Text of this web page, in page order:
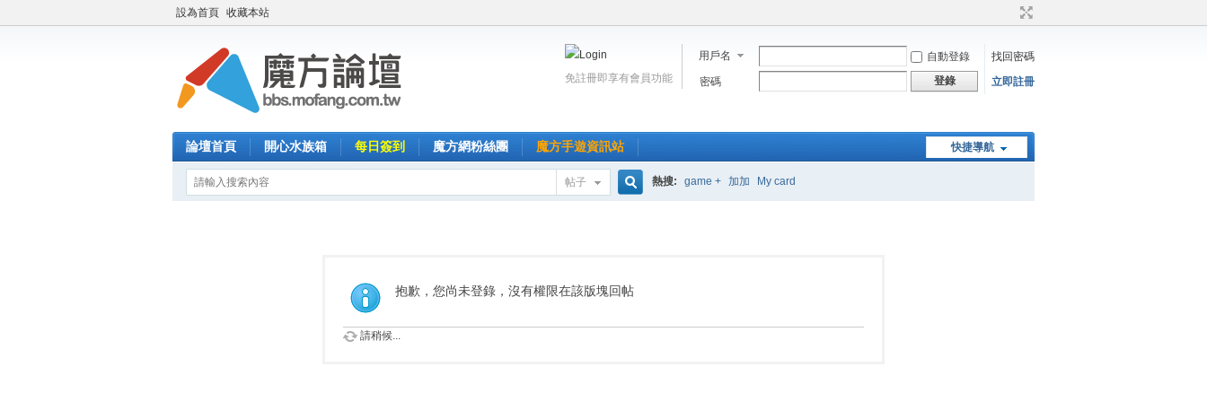
設為首頁 收藏本站
用戶名 自動登錄
找回密碼
密碼
登錄 立即註冊
免註冊即享有會員功能
快捷導航
論壇首頁 開心水族箱 每日簽到 魔方網粉絲團 魔方手遊資訊站
帖子
索
熱搜: game + 加加 My card
抱歉，您尚未登錄，沒有權限在該版塊回帖
請稍候...